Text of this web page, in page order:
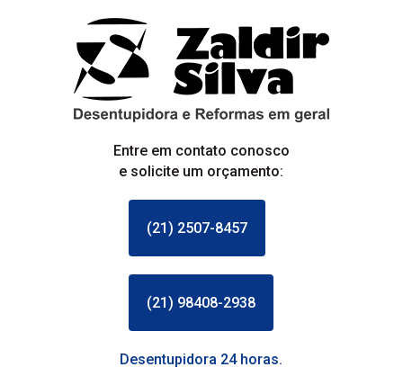
Entre em contato conosco
e solicite um orçamento:
(21) 2507-8457
(21) 98408-2938
Desentupidora 24 horas.